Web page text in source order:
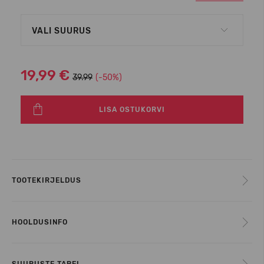
VALI SUURUS
19,99 € 39.99 (-50%)
LISA OSTUKORVI
TOOTEKIRJELDUS
HOOLDUSINFO